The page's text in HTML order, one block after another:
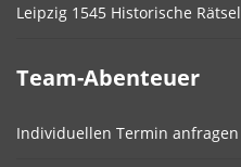
Leipzig 1545 Historische
Team-Abenteuer
Individuellen Termin anfragen